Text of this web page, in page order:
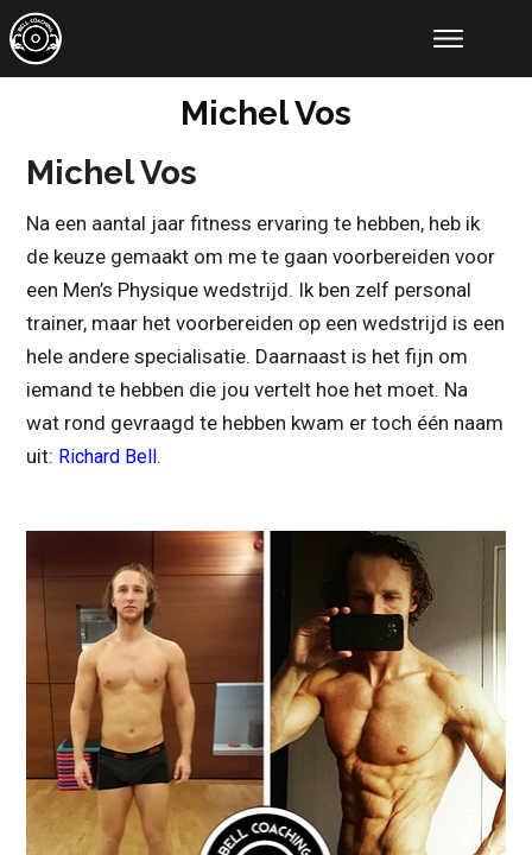
Online Coaching
Over Ons
Michel Vos
Michel Vos
Na een aantal jaar fitness ervaring te hebben, heb ik
de keuze gemaakt om me te gaan voorbereiden voor
een Men’s Physique wedstrijd. Ik ben zelf personal
trainer, maar het voorbereiden op een wedstrijd is een
hele andere specialisatie. Daarnaast is het fijn om
iemand te hebben die jou vertelt hoe het moet. Na
wat rond gevraagd te hebben kwam er toch één naam
uit: Richard Bell.